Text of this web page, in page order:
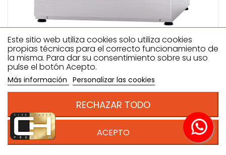
LAVAOBJETOS CON CESTA DE 600A X500F MM DE 595
X725 X850H MM VERONA X84E
Este sitio web utiliza cookies solo utiliza cookies
propias técnicas para el correcto funcionamiento de
la misma. Para dar su consentimiento sobre su uso
pulse el botón Acepto.
Más información Personalizar las cookies
RECHAZAR TODO
ACEPTO